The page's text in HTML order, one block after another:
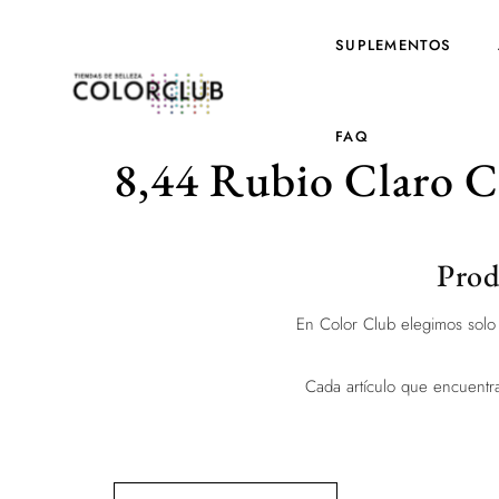
SUPLEMENTOS
FAQ
8,44 Rubio Claro
En Color Club elegimos
Cada artículo que